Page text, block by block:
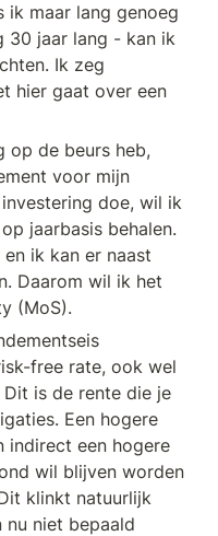
maar lang genoeg
30 jaar lang - kan ik
Ik zeg
hier gaat over een
op de beurs heb,
voor mijn
doe, wil ik
jaarbasis behalen.
ik kan er naast
Daarom wil ik het
(MoS).
free rate, ook wel
is de rente die je
Een hogere
indirect een hogere
wil blijven worden
klinkt natuurlijk
nu niet bepaald